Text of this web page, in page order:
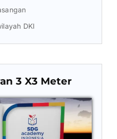
DKI
3 X3 Meter